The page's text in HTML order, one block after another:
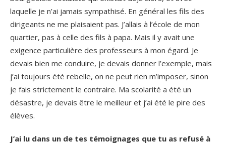
laquelle je n’ai jamais sympathisé. En général les fils des
dirigeants ne me plaisaient pas. J’allais à l’école de mon
quartier, pas à celle des fils à papa. Mais il y avait une
exigence particulière des professeurs à mon égard. Je
devais bien me conduire, je devais donner l’exemple, mais
j’ai toujours été rebelle, on ne peut rien m’imposer, sinon
je fais strictement le contraire. Ma scolarité a été un
désastre, je devais être le meilleur et j’ai été le pire des
élèves.
J’ai lu dans un de tes témoignages que tu as refusé à